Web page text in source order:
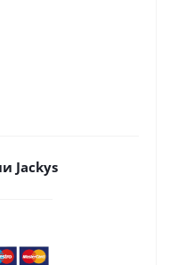
Jackys